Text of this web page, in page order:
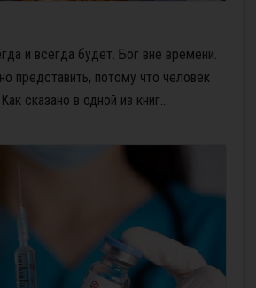
и всегда будет. Бог вне времени.
представить, потому что человек
сказано в одной из книг...